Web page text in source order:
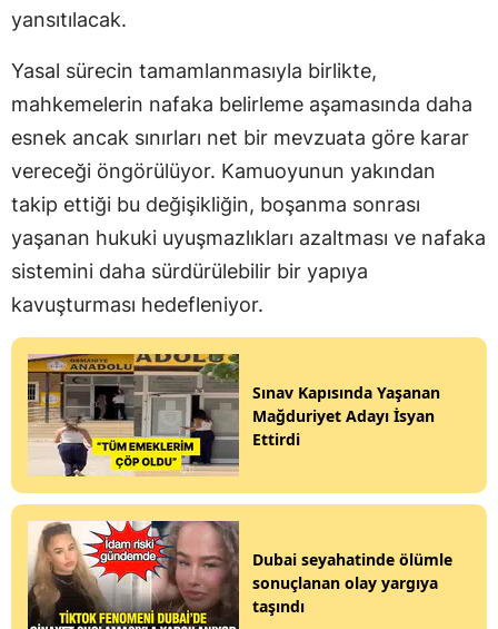
yansıtılacak.
Yasal sürecin tamamlanmasıyla birlikte,
mahkemelerin nafaka belirleme aşamasında daha
esnek ancak sınırları net bir mevzuata göre karar
vereceği öngörülüyor. Kamuoyunun yakından
takip ettiği bu değişikliğin, boşanma sonrası
yaşanan hukuki uyuşmazlıkları azaltması ve nafaka
sistemini daha sürdürülebilir bir yapıya
kavuşturması hedefleniyor.
Sınav Kapısında Yaşanan
Mağduriyet Adayı İsyan
Ettirdi
Dubai seyahatinde ölümle
sonuçlanan olay yargıya
taşındı